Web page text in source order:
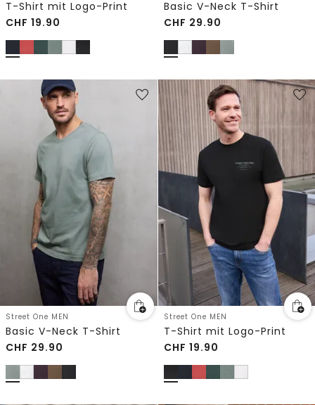
T-Shirt mit Logo-Print
CHF 19.90
Basic V-Neck T-Shirt
CHF 29.90
Street One MEN
Basic V-Neck T-Shirt
CHF 29.90
Street One MEN
T-Shirt mit Logo-Print
CHF 19.90